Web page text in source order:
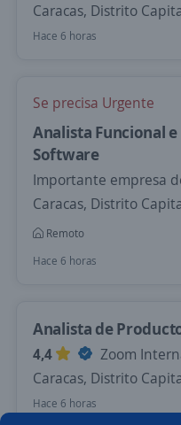
Caracas, Distrito
Hace 6 horas
Se precisa Urgente
Analista Funcional
Software
Importante empresa
Caracas, Distrito
Remoto
Hace 6 horas
Analista de
4,4
Zoom
Caracas, Distrito
Hace 6 horas